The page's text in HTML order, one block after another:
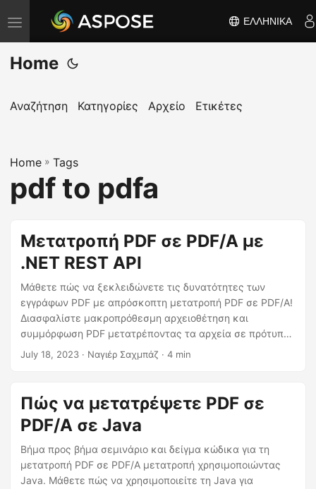
Ε
ν
α
λ
ή
π
λ
σ
η
ΕΛΛΗΝΙΚΆ
Home
Αναζήτηση Κατηγορίες Αρχείο Ετικέτες
Home » Tags
pdf to pdfa
Μετατροπή PDF σε PDF/A με
.NET REST API
Μάθετε πώς να ξεκλειδώνετε τις δυνατότητες των
εγγράφων PDF με απρόσκοπτη μετατροπή PDF σε PDF/A!
Διασφαλίστε μακροπρόθεσμη αρχειοθέτηση και
συμμόρφωση PDF μετατρέποντας τα αρχεία σε πρότυπο
PDF/A χρησιμοποιώντας το ισχυρό μας .NET REST API.
σε μορφή PDF/A διαδικτυακά.
July 18, 2023 · Ναγιέρ Σαχμπάζ · 4 min
Πώς να μετατρέψετε PDF σε
PDF/A σε Java
Βήμα προς βήμα σεμινάριο και δείγμα κώδικα για τη
μετατροπή PDF σε PDF/A μετατροπή χρησιμοποιώντας
Java. Μάθετε πώς να χρησιμοποιείτε τη Java για